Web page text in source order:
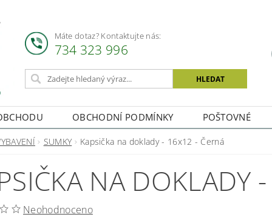
Máte dotaz? Kontaktujte nás:
734 323 996
OBCHODNÍ PODMÍNKY POŠTOVNÉ
SUMKY Kapsička na doklady - 16x12 - Černá
NA DOKLADY
Neohodnoceno